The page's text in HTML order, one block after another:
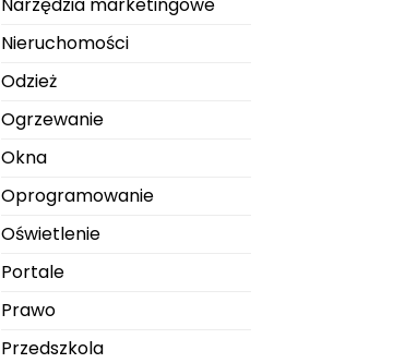
Nieruchomości
Odzież
Ogrzewanie
Okna
Oprogramowanie
Oświetlenie
Portale
Prawo
Przedszkola